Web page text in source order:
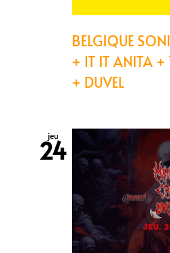
BELGIQUE
+ IT IT ANITA +
+ DUVEL
jeu
24